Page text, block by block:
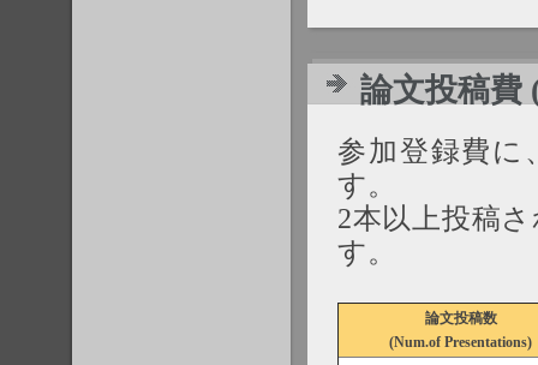
論文投稿費
参加登録費に
す。
2本以上投稿
す。
論文投稿数
(Num.of Presentations)